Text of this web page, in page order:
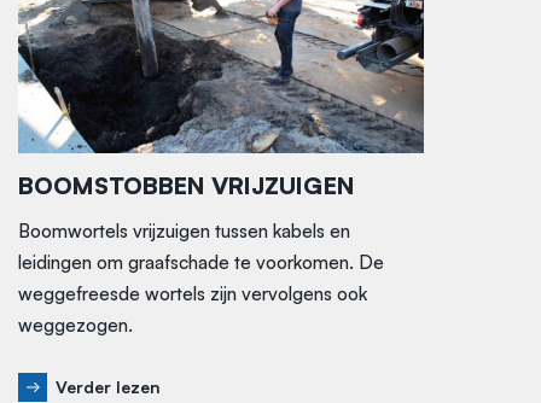
BOOMSTOBBEN VRIJZUIGEN
Boomwortels vrijzuigen tussen kabels en
leidingen om graafschade te voorkomen. De
weggefreesde wortels zijn vervolgens ook
weggezogen.
Verder lezen